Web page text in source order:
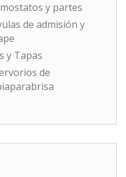
y partes
de admisión y
y Tapas
de